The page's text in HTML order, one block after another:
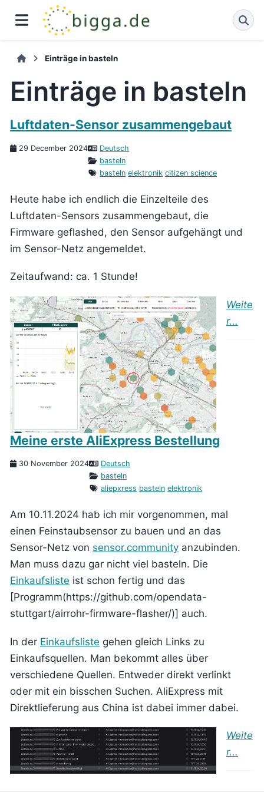
Einträge in basteln
Einträge in basteln
Luftdaten-Sensor zusammengebaut
29 December 2024
Deutsch
basteln
basteln elektronik citizen science
Heute habe ich endlich die Einzelteile des
Luftdaten-Sensors zusammengebaut, die
Firmware geflashed, den Sensor aufgehängt und
im Sensor-Netz angemeldet.
Zeitaufwand: ca. 1 Stunde!
Weite
r...
Meine erste AliExpress Bestellung
30 November 2024
Deutsch
basteln
aliepxress basteln elektronik
Am 10.11.2024 hab ich mir vorgenommen, mal
einen Feinstaubsensor zu bauen und an das
Sensor-Netz von sensor.community anzubinden.
Man muss dazu gar nicht viel basteln. Die
Einkaufsliste ist schon fertig und das
[Programm(https://github.com/opendata-
stuttgart/airrohr-firmware-flasher/)] auch.
In der Einkaufsliste gehen gleich Links zu
Einkaufsquellen. Man bekommt alles über
verschiedene Quellen. Entweder direkt verlinkt
oder mit ein bisschen Suchen. AliExpress mit
Direktlieferung aus China ist dabei immer dabei.
Weite
r...